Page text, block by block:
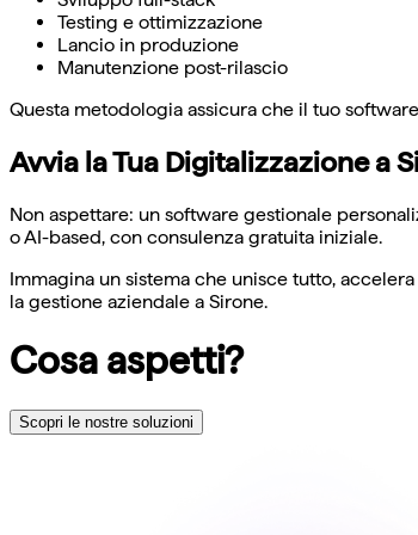
Testing e ottimizzazione
Lancio in produzione
Manutenzione post-rilascio
Questa metodologia assicura che il tuo
Avvia la Tua Digitalizzazione a
Non aspettare: un software gestionale
o AI-based, con consulenza gratuita iniziale.
Immagina un sistema che unisce tutto,
la gestione aziendale a Sirone.
Cosa aspetti?
Scopri le nostre soluzioni